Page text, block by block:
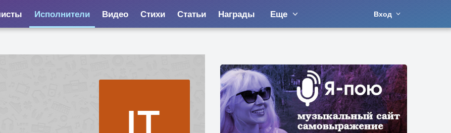
Исполнители Видео Стихи Статьи Награды Еще Вход